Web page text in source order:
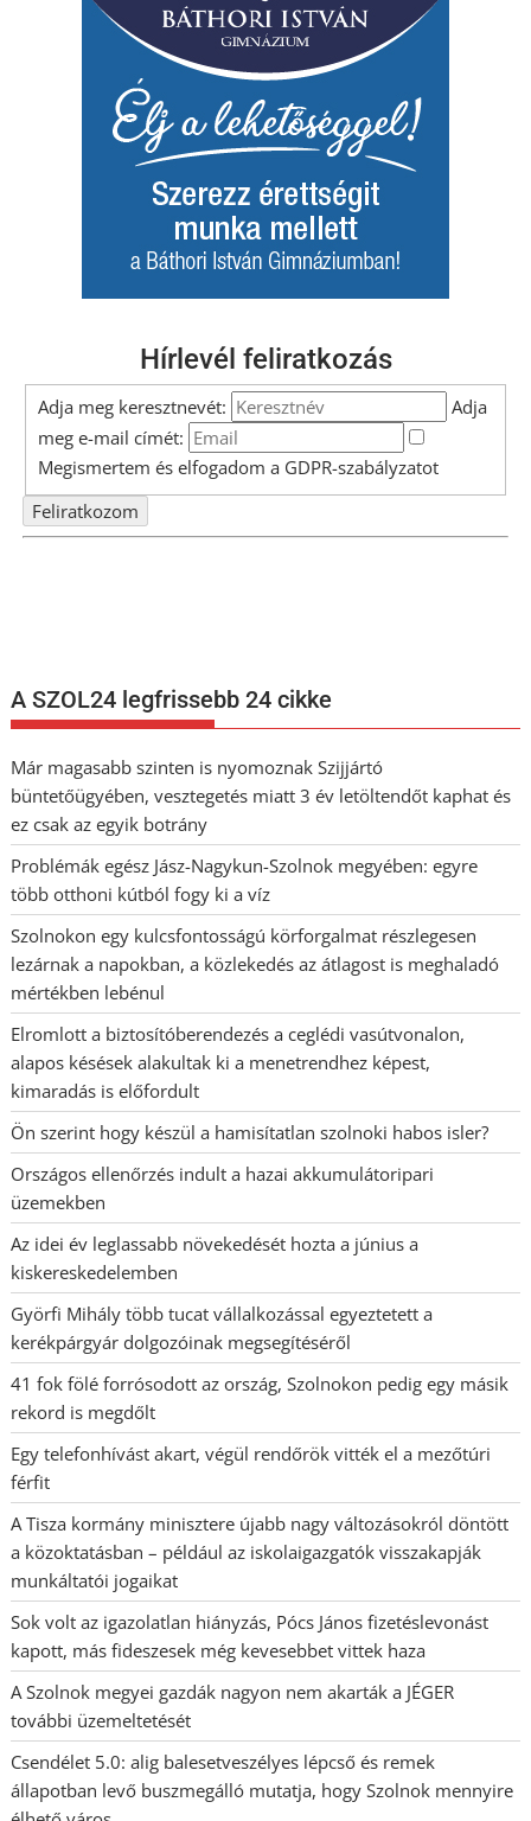
Hírlevél feliratkozás
Adja meg keresztnevét:
Adja
meg e-mail címét:
Megismertem és elfogadom a GDPR-szabályzatot
A SZOL24 legfrissebb 24 cikke
Már magasabb szinten is nyomoznak Szijjártó
büntetőügyében, vesztegetés miatt 3 év letöltendőt kaphat és
ez csak az egyik botrány
Problémák egész Jász-Nagykun-Szolnok megyében: egyre
több otthoni kútból fogy ki a víz
Szolnokon egy kulcsfontosságú körforgalmat részlegesen
lezárnak a napokban, a közlekedés az átlagost is meghaladó
mértékben lebénul
Elromlott a biztosítóberendezés a ceglédi vasútvonalon,
alapos késések alakultak ki a menetrendhez képest,
kimaradás is előfordult
Ön szerint hogy készül a hamisítatlan szolnoki habos isler?
Országos ellenőrzés indult a hazai akkumulátoripari
üzemekben
Az idei év leglassabb növekedését hozta a június a
kiskereskedelemben
Györfi Mihály több tucat vállalkozással egyeztetett a
kerékpárgyár dolgozóinak megsegítéséről
41 fok fölé forrósodott az ország, Szolnokon pedig egy másik
rekord is megdőlt
Egy telefonhívást akart, végül rendőrök vitték el a mezőtúri
férfit
A Tisza kormány minisztere újabb nagy változásokról döntött
a közoktatásban – például az iskolaigazgatók visszakapják
munkáltatói jogaikat
Sok volt az igazolatlan hiányzás, Pócs János fizetéslevonást
kapott, más fideszesek még kevesebbet vittek haza
A Szolnok megyei gazdák nagyon nem akarták a JÉGER
további üzemeltetését
Csendélet 5.0: alig balesetveszélyes lépcső és remek
állapotban levő buszmegálló mutatja, hogy Szolnok mennyire